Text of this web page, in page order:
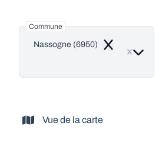
Commune
Nassogne (6950) Remove
Vue de la carte